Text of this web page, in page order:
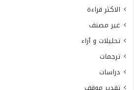
الاكثر قراءة
غير مصنف
تحليلات و آراء
ترجمات
دراسات